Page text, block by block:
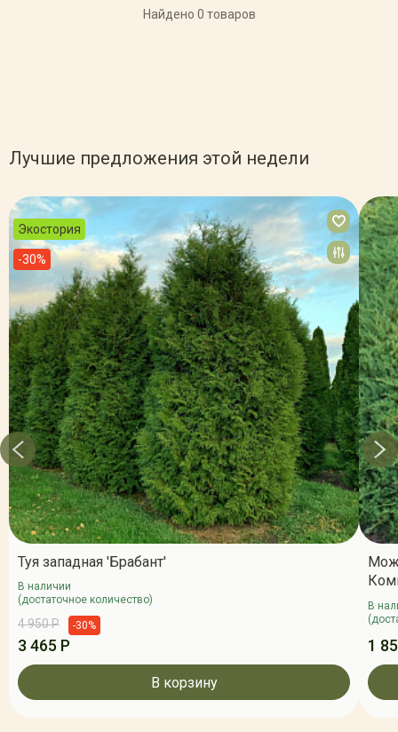
Найдено 0 товаров
Лучшие предложения этой недели
Экостория
-30%
Туя западная 'Брабант'
В наличии
(достаточное количество)
4 950 Р -30%
3 465 Р
В корзину
В
1